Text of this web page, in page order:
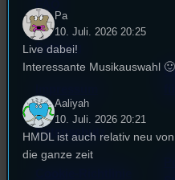
Satzung
Datenschutz
Pa
10. Juli. 2026 20:25
Live dabei!
Interessante Musikauswahl 🙂
Aaliyah
10. Juli. 2026 20:21
HMDL ist auch relativ neu
die ganze zeit